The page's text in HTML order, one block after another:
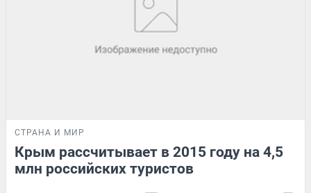
СТРАНА И МИР
Крым рассчитывает в 2015 году на 4,5
млн российских туристов